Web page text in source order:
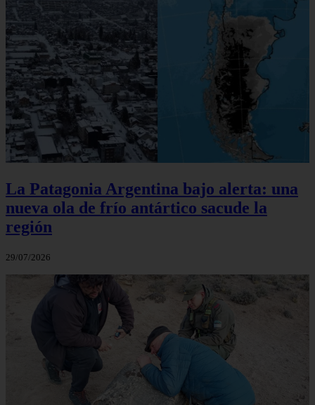
La Patagonia Argentina bajo alerta: una
nueva ola de frío antártico sacude la
región
29/07/2026